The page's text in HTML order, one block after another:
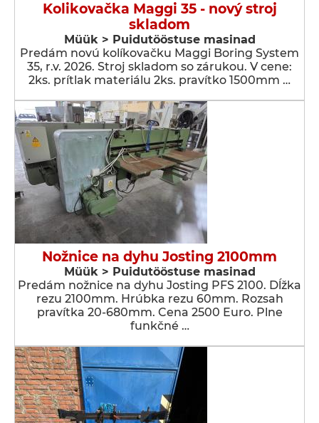
Kolikovačka Maggi 35 - nový stroj
skladom
Müük > Puidutööstuse masinad
Predám novú kolíkovačku Maggi Boring System
35, r.v. 2026. Stroj skladom so zárukou. V cene:
2ks. prítlak materiálu 2ks. pravítko 1500mm …
Nožnice na dyhu Josting 2100mm
Müük > Puidutööstuse masinad
Predám nožnice na dyhu Josting PFS 2100. Dĺžka
rezu 2100mm. Hrúbka rezu 60mm. Rozsah
pravítka 20-680mm. Cena 2500 Euro. Plne
funkčné …